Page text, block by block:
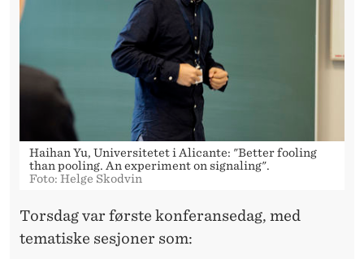
Haihan Yu, Universitetet i Alicante: "Better fooling
than pooling. An experiment on signaling".
Foto: Helge Skodvin
Torsdag var første konferansedag, med
tematiske sesjoner som: